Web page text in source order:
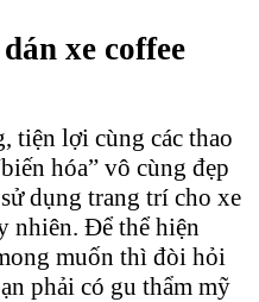
xe coffee
tiện lợi cùng các thao
hóa” vô cùng đẹp
dụng trang trí cho xe
nhiên. Để thể hiện
muốn thì đòi hỏi
phải có gu thẩm mỹ